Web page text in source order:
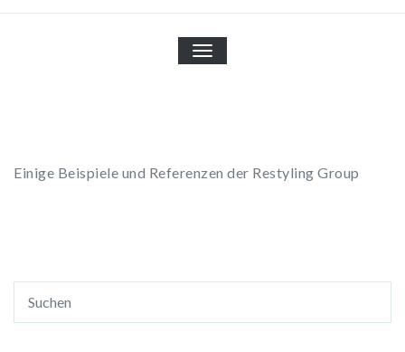
TOGGLE
NAVIGATION
Einige Beispiele und Referenzen der Restyling Group